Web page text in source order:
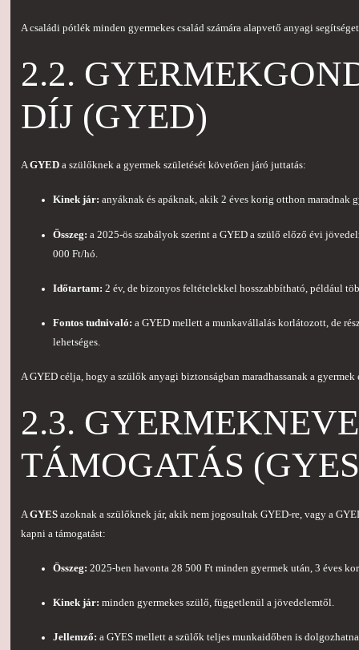
A családi pótlék minden gyermekes család számára alapvető anyagi
2.2.
DÍJ (GYED)
AGYEDa szülőknek a gyermek születését követően járó juttatás:
Kinek jár: anyáknak és apáknak, akik 2 éves korig otthon maradnak
Összeg: a 2025-ös szabályok szerint a GYED a szülő előző évi
000 Ft/hó.
Időtartam: 2 év, de bizonyos feltételekkel hosszabbítható, például
Fontos tudnivaló: a GYED mellett a munkavállalás korlátozott, de
lehetséges.
A GYED célja, hogy a szülők anyagi biztonságban maradhassanak a gyermek
2.3.
TÁMOGATÁS
A GYESazoknak a szülőknek jár, akik nem jogosultak GYED-re, vagy a
kapni a támogatást:
Összeg: 2025-ben havonta 28 500 Ft minden gyermek után, 3 éves
Kinek jár: minden gyermekes szülő, függetlenül a jövedelemtől.
Jellemző: a GYES mellett a szülők teljes munkaidőben is